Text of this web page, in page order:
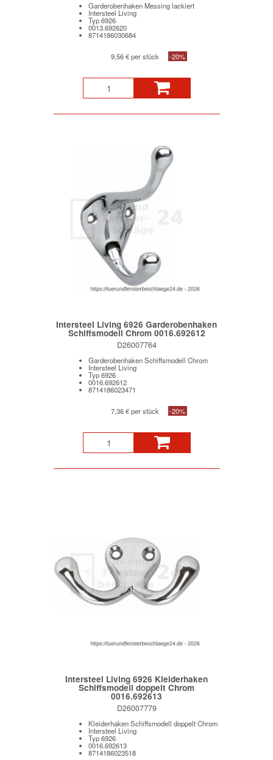
Garderobenhaken Messing lackiert
Intersteel Living
Typ 6926
0013.692620
8714186030684
9,56 € per stück -20%
Intersteel Living 6926 Garderobenhaken
Schiffsmodell Chrom 0016.692612
D26007764
Garderobenhaken Schiffsmodell Chrom
Intersteel Living
Typ 6926
0016.692612
8714186023471
7,36 € per stück -20%
Intersteel Living 6926 Kleiderhaken
Schiffsmodell doppelt Chrom
0016.692613
D26007779
Kleiderhaken Schiffsmodell doppelt Chrom
Intersteel Living
Typ 6926
0016.692613
8714186023518